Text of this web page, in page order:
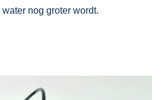
nog groter wordt.